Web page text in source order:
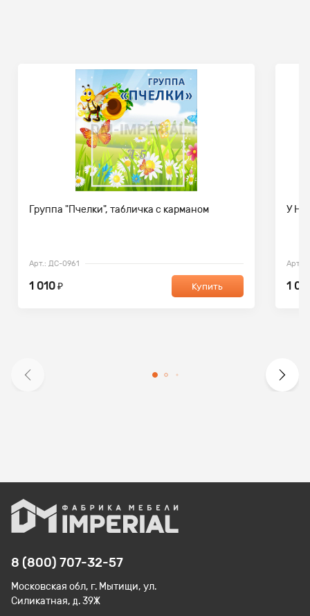
Группа "Пчелки", табличка с карманом
Арт.: ДС-0961
1 010₽ Купить
У
Арт.:
1
8 (800) 707-32-57
Московская обл, г. Мытищи, ул.
Силикатная, д. 39Ж